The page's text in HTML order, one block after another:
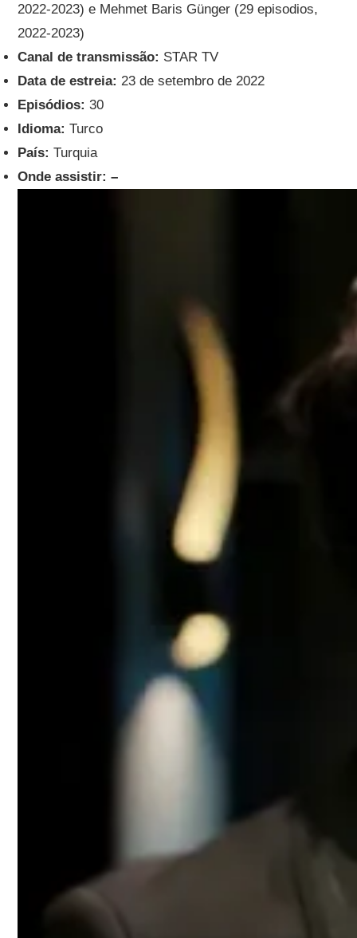
2022-2023) e Mehmet Baris Günger (29 episodios,
2022-2023)
Canal de transmissão: STAR TV
Data de estreia: 23 de setembro de 2022
Episódios: 30
Idioma: Turco
País: Turquia
Onde assistir: –